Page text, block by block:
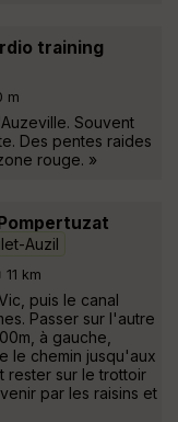
training
m
Souvent
Des pentes raides
rouge. »
Auzil
11 km
puis le canal
Passer sur l'autre
à gauche,
le chemin jusqu'aux
rester sur le trottoir
par les raisins et